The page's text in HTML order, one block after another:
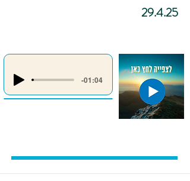
29.4.25
-01:04